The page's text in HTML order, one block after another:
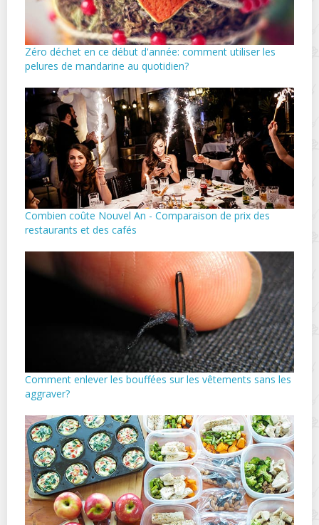
Zéro déchet en ce début d'année: comment utiliser les
pelures de mandarine au quotidien?
Combien coûte Nouvel An - Comparaison de prix des
restaurants et des cafés
Comment enlever les bouffées sur les vêtements sans les
aggraver?